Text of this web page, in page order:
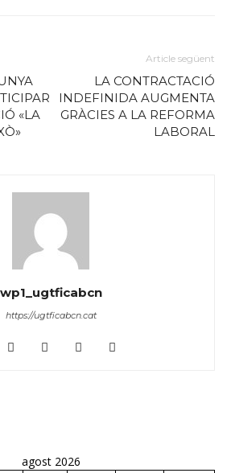
«LA
Article següent
LA CONTRACTACIÓ
INDEFINIDA AUGMENTA
GRÀCIES A LA REFORMA
LABORAL
wp1_ugtficabcn
https://ugtficabcn.cat
agost 2026